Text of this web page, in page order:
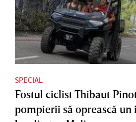
SPECIAL
Fostul ciclist Thibaut
pompierii să oprească un